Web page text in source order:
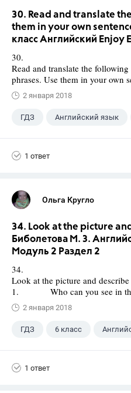
30. Read and translate
them in your own
класс Английский Enjoy
30.
Read and translate the following
phrases. Use them in your own
2 января 2018
ГДЗ Английский язык
1 ответ
Ольга Кругло
34. Look at the picture
Биболетова М. З.
Модуль 2 Раздел 2
34.
Look at the picture and
1. Who can you see in
2 января 2018
ГДЗ 6 класс
1 ответ